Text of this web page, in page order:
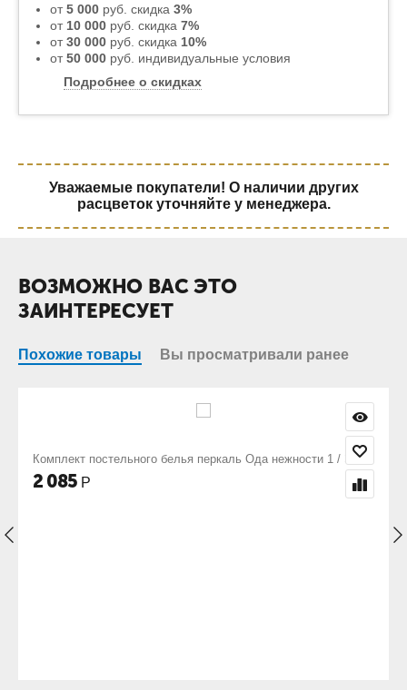
от5 000 руб. скидка 3%
от 10 000 руб. скидка 7%
от30 000 руб. скидка 10%
от50 000 руб. индивидуальные условия
Подробнее о скидках
Уважаемые покупатели! О наличии других
расцветок уточняйте у менеджера.
ВОЗМОЖНО ВАС ЭТО
ЗАИНТЕРЕСУЕТ
Похожие товары Вы просматривали ранее
Ода нежности 1 / Элит Комплект постельного белья перкаль